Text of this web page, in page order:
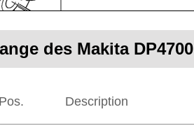
des Makita DP4700
Pos. Description